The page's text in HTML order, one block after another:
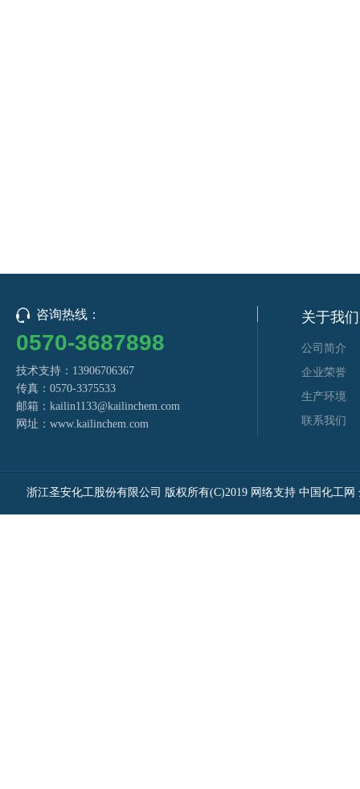
咨询热线：
0570-3687898
技术支持：13906706367
传真：0570-3375533
邮箱： kailin1133@kailinchem.com
网址： www.kailinchem.com
关于我们
公司简介
企业荣誉
生产环境
联系我们
浙江圣安化工股份有限公司 版权所有(C)2019 网络支持 中国化工网